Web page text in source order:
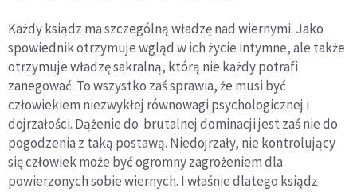
Każdy ksiądz ma szczególną władzę nad wiernymi. Jako
spowiednik otrzymuje wgląd w ich życie intymne, ale także
otrzymuje władzę sakralną, którą nie każdy potrafi
zanegować. To wszystko zaś sprawia, że musi być
człowiekiem niezwykłej równowagi psychologicznej i
dojrzałości. Dążenie do brutalnej dominacji jest zaś nie do
pogodzenia z taką postawą. Niedojrzały, nie kontrolujący
się człowiek może być ogromny zagrożeniem dla
powierzonych sobie wiernych. I właśnie dlatego ksiądz